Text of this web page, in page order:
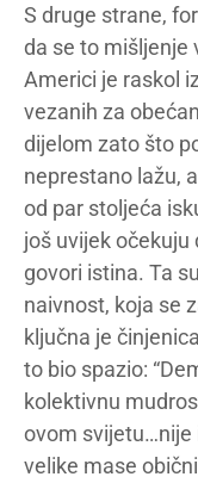
S druge strane,
da se to mišljenje
Americi je raskol
vezanih za
dijelom zato što
neprestano lažu,
od par stoljeća
još uvijek očekuju
govori istina. Ta
naivnost, koja se
ključna je
to bio spazio:
kolektivnu
ovom svijetu…nije
velike mase